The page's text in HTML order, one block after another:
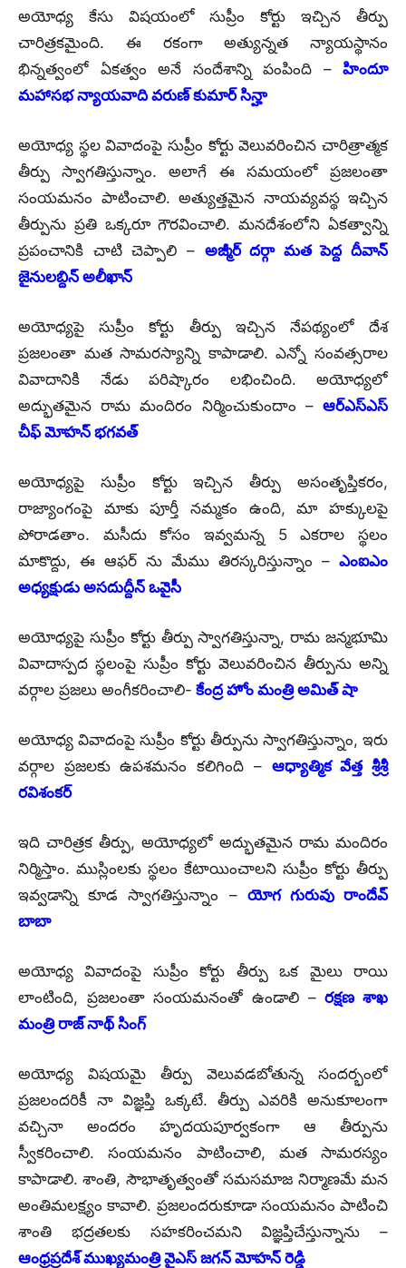
అయోధ్య కేసు విషయంలో సుప్రీం కోర్టు ఇచ్చిన తీర్పు
చారిత్రకమైంది. ఈ రకంగా అత్యున్నత న్యాయస్థానం
భిన్నత్వంలో ఏకత్వం అనే సందేశాన్ని పంపింది – హిందూ
మహాసభ న్యాయవాది వరుణ్‌ కుమార్‌ సిన్హా
అయోధ్య స్థల వివాదంపై సుప్రీం కోర్టు వెలువరించిన చారిత్రాత్మక
తీర్పు స్వాగతిస్తున్నాం. అలాగే ఈ సమయంలో ప్రజలంతా
సంయమనం పాటించాలి. అత్యుత్తమైన నాయవ్యవస్థ ఇచ్చిన
తీర్పును ప్రతి ఒక్కరూ గౌరవించాలి. మనదేశంలోని ఏకత్వాన్ని
ప్రపంచానికి చాటి చెప్పాలి – అజ్మీర్ దర్గా మత పెద్ద దీవాన్
జైనులబ్దిన్ అలీఖాన్
అయోధ్యపై సుప్రీం కోర్టు తీర్పు ఇచ్చిన నేపథ్యంలో దేశ
ప్రజలంతా మత సామరస్యాన్ని కాపాడాలి. ఎన్నో సంవత్సరాల
వివాదానికి నేడు పరిష్కారం లభించింది. అయోధ్యలో
అద్భుతమైన రామ మందిరం నిర్మించుకుందాం – ఆర్ఎస్ఎస్
చీఫ్ మోహన్ భగవత్
అయోధ్యపై సుప్రీం కోర్టు ఇచ్చిన తీర్పు అసంతృప్తికరం,
రాజ్యాంగంపై మాకు పూర్తీ నమ్మకం ఉంది, మా హక్కులపై
పోరాడతాం. మసీదు కోసం ఇవ్వమన్న 5 ఎకరాల స్థలం
మాకొద్దు, ఈ ఆఫర్ ను మేము తిరస్కరిస్తున్నాం – ఎంఐఎం
అధ్యక్షుడు అసదుద్దీన్ ఒవైసీ
అయోధ్యపై సుప్రీం కోర్టు తీర్పు స్వాగతిస్తున్నా, రామ జన్మభూమి
వివాదాస్పద స్థలంపై సుప్రీం కోర్టు వెలువరించిన తీర్పును అన్ని
వర్గాల ప్రజలు అంగీకరించాలి- కేంద్ర హోం మంత్రి అమిత్ షా
అయోధ్య వివాదంపై సుప్రీం కోర్టు తీర్పును స్వాగతిస్తున్నాం, ఇరు
వర్గాల ప్రజలకు ఉపశమనం కలిగింది – ఆధ్యాత్మిక వేత్త శ్రీశ్రీ
రవిశంకర్
ఇది చారిత్రక తీర్పు, అయోధ్యలో అద్భుతమైన రామ మందిరం
నిర్మిస్తాం. ముస్లింలకు స్థలం కేటాయించాలని సుప్రీం కోర్టు తీర్పు
ఇవ్వడాన్ని కూడ స్వాగతిస్తున్నాం – యోగ గురువు రాందేవ్
బాబా
అయోధ్య వివాదంపై సుప్రీం కోర్టు తీర్పు ఒక మైలు రాయి
లాంటింది, ప్రజలంతా సంయమనంతో ఉండాలి –రక్షణ శాఖ
మంత్రి రాజ్ నాథ్ సింగ్
అయోధ్య విషయమై తీర్పు వెలువడబోతున్న సందర్భంలో
ప్రజలందరికీ నా విజ్ఞప్తి ఒక్కటే. తీర్పు ఎవరికి అనుకూలంగా
వచ్చినా అందరం హృదయపూర్వకంగా ఆ తీర్పును
స్వీకరించాలి. సంయమనం పాటించాలి, మత సామరస్యం
కాపాడాలి. శాంతి, సౌభాతృత్వంతో సమసమాజ నిర్మాణమే మన
అంతిమలక్ష్యం కావాలి. ప్రజలందరుకూడా సంయమనం పాటించి
శాంతి భద్రతలకు సహకరించమని విజ్ఞప్తిచేస్తున్నాను –
ఆంధ్రప్రదేశ్ ముఖ్యమంత్రి వైఎస్ జగన్ మోహన్ రెడ్డి